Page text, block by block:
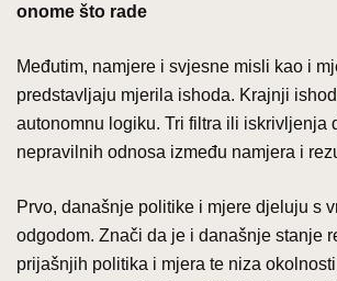
onome što rade
Međutim, namjere i svjesne misli kao i
predstavljaju mjerila ishoda. Krajnji
autonomnu logiku. Tri filtra ili iskrivljenja
nepravilnih odnosa između namjera i
Prvo, današnje politike i mjere djeluju s
odgodom. Znači da je i današnje stanje
prijašnjih politika i mjera te niza